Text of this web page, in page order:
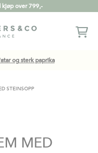
over 799,-
og sterk paprika
STEINSOPP
MED